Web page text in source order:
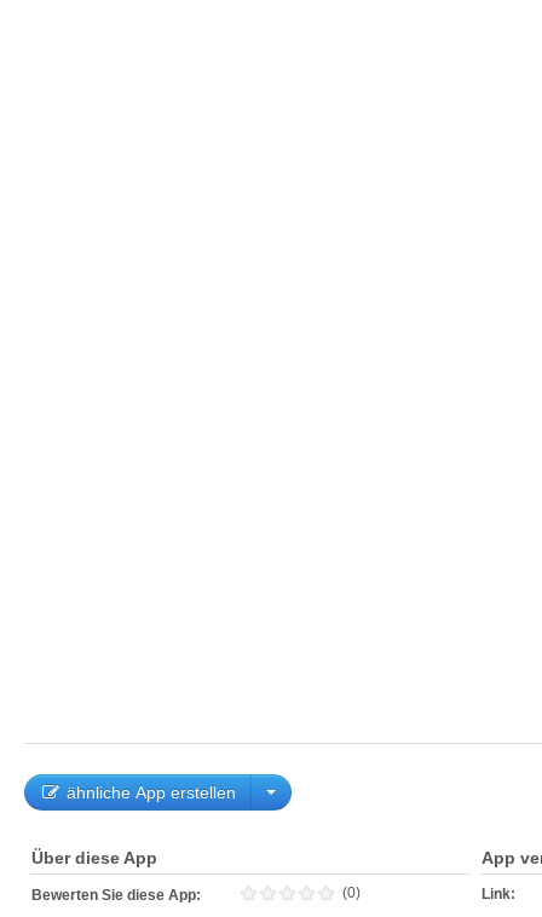
ähnliche App erstellen
Über diese App
Bewerten Sie diese App: (0)
App
Link: